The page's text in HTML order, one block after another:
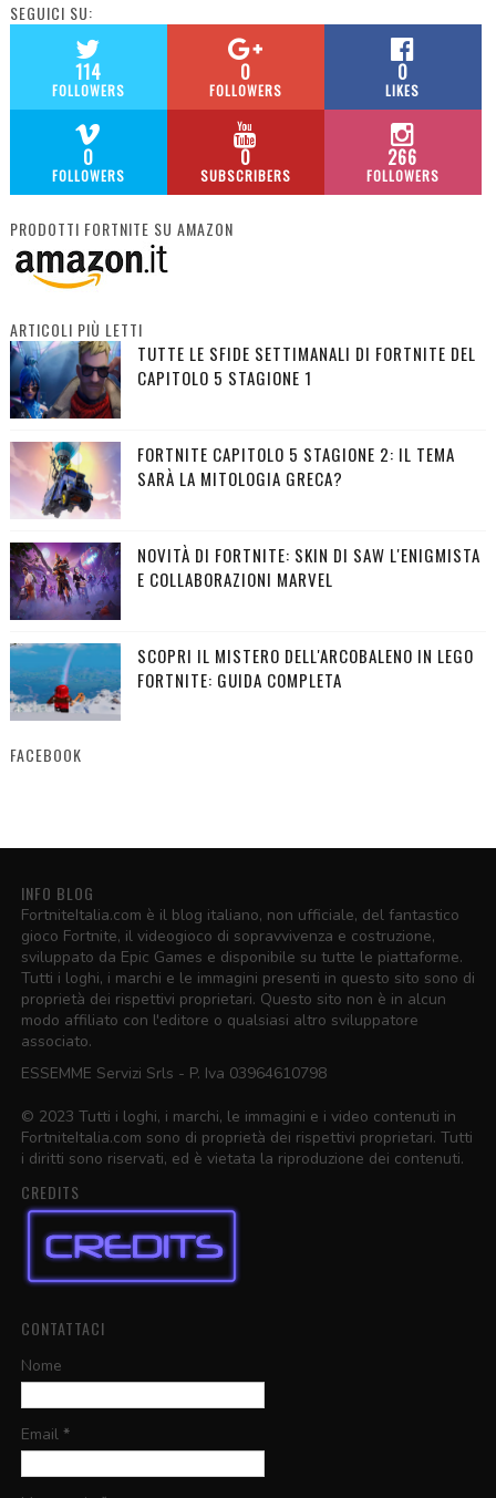
SEGUICI SU:
114
FOLLOWERS
0
FOLLOWERS
0
LIKES
0
FOLLOWERS
0
SUBSCRIBERS
266
FOLLOWERS
PRODOTTI FORTNITE SU AMAZON
ARTICOLI PIÙ LETTI
TUTTE LE SFIDE SETTIMANALI DI FORTNITE DEL
CAPITOLO 5 STAGIONE 1
FORTNITE CAPITOLO 5 STAGIONE 2: IL TEMA
SARÀ LA MITOLOGIA GRECA?
NOVITÀ DI FORTNITE: SKIN DI SAW L'ENIGMISTA
E COLLABORAZIONI MARVEL
SCOPRI IL MISTERO DELL'ARCOBALENO IN LEGO
FORTNITE: GUIDA COMPLETA
FACEBOOK
INFO BLOG
FortniteItalia.com è il blog italiano, non ufficiale, del fantastico
gioco Fortnite, il videogioco di sopravvivenza e costruzione,
sviluppato da Epic Games e disponibile su tutte le piattaforme.
Tutti i loghi, i marchi e le immagini presenti in questo sito sono di
proprietà dei rispettivi proprietari. Questo sito non è in alcun
modo affiliato con l'editore o qualsiasi altro sviluppatore
associato.
ESSEMME Servizi Srls - P. Iva 03964610798
© 2023 Tutti i loghi, i marchi, le immagini e i video contenuti in
FortniteItalia.com sono di proprietà dei rispettivi proprietari. Tutti
i diritti sono riservati, ed è vietata la riproduzione dei contenuti.
CREDITS
CONTATTACI
Nome
Email *